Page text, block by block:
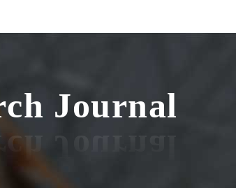
h J ournal